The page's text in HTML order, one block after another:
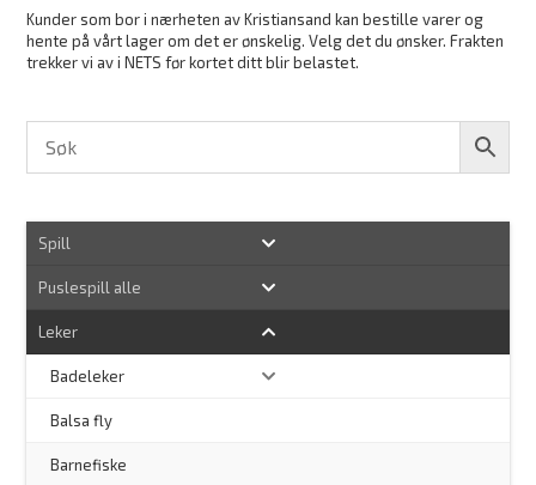
Kunder som bor i nærheten av Kristiansand kan bestille varer og
hente på vårt lager om det er ønskelig. Velg det du ønsker. Frakten
trekker vi av i NETS før kortet ditt blir belastet.
Spill
Puslespill alle
Leker
Badeleker
Balsa fly
Barnefiske